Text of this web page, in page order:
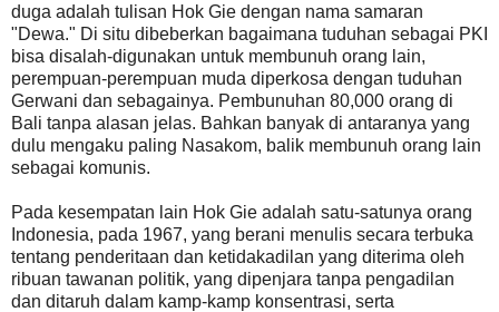
duga adalah tulisan Hok Gie dengan nama samaran
"Dewa." Di situ dibeberkan bagaimana tuduhan sebagai PKI
bisa disalah-digunakan untuk membunuh orang lain,
perempuan-perempuan muda diperkosa dengan tuduhan
Gerwani dan sebagainya. Pembunuhan 80,000 orang di
Bali tanpa alasan jelas. Bahkan banyak di antaranya yang
dulu mengaku paling Nasakom, balik membunuh orang lain
sebagai komunis.
Pada kesempatan lain Hok Gie adalah satu-satunya orang
Indonesia, pada 1967, yang berani menulis secara terbuka
tentang penderitaan dan ketidakadilan yang diterima oleh
ribuan tawanan politik, yang dipenjara tanpa pengadilan
dan ditaruh dalam kamp-kamp konsentrasi, serta